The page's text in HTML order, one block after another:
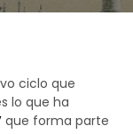
ciclo que
lo que ha
que forma parte